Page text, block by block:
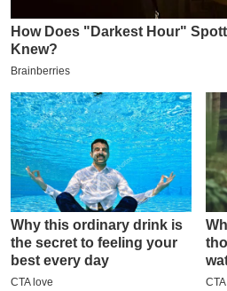
P
L
2
2
6
क्रा
म
ई
-
पे